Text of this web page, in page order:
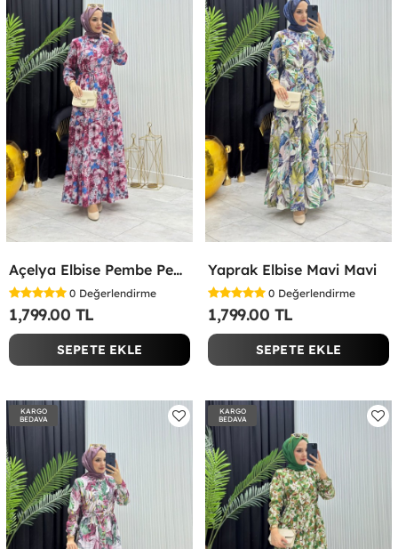
Açelya Elbise Pembe Pembe
0 Değerlendirme
1,799.00 TL
SEPETE EKLE
Yaprak Elbise Mavi Mavi
0 Değerlendirme
1,799.00 TL
SEPETE EKLE
KARGO
BEDAVA
KARGO
BEDAVA